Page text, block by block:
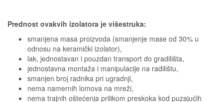
Prednost ovakvih izolatora je višestruka:
smanjena masa proizvoda (smanjenje mase od 30% u
odnosu na keramički izolator),
lak, jednostavan i pouzdan transport do gradilišta,
jednostavna montaža i manipulacije na radilištu,
smanjen broj radnika pri ugradnji,
nema namernih lomova na mreži,
nema trajnih oštećenja prilikom preskoka kod puzajućih